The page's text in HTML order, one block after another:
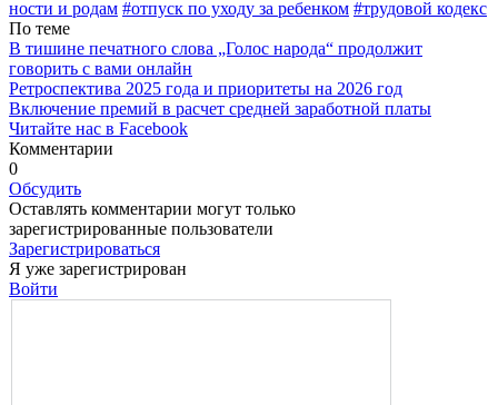
ности и родам #отпуск по уходу за ребенком #трудовой кодекс
По теме
В тишине печатного слова „Голос народа“ продолжит
говорить с вами онлайн
Ретроспектива 2025 года и приоритеты на 2026 год
Включение премий в расчет средней заработной платы
Читайте нас в Facebook
Комментарии
0
Обсудить
Оставлять комментарии могут только
зарегистрированные пользователи
Зарегистрироваться
Я уже зарегистрирован
Войти